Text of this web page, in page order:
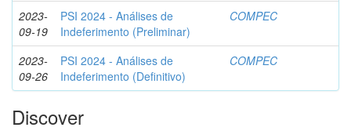
2023-
09-19
PSI 2024 - Análises de
Indeferimento (Preliminar)
COMPEC
2023-
09-26
PSI 2024 - Análises de
Indeferimento (Definitivo)
COMPEC
Discover